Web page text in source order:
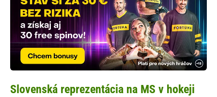
Slovenská reprezentácia na MS v hokeji